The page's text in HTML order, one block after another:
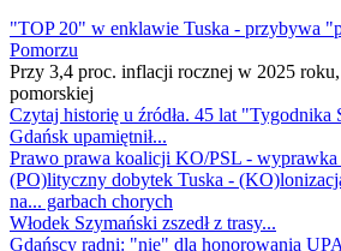
"TOP 20" w enklawie Tuska - przybywa
Pomorzu
Przy 3,4 proc. inflacji rocznej w 2025
pomorskiej
Czytaj historię u źródła. 45 lat "Tygodnika
Gdańsk upamiętnił...
Prawo prawa koalicji KO/PSL - wyprawka
(PO)lityczny dobytek Tuska -
na... garbach chorych
Włodek Szymański zszedł z trasy...
Gdańscy radni: "nie" dla honorowania